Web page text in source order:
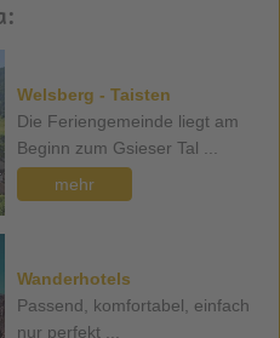
Welsberg - Taisten
Die Feriengemeinde liegt am
Beginn zum Gsieser Tal ...
mehr
Wanderhotels
Passend, komfortabel, einfach
nur perfekt ...